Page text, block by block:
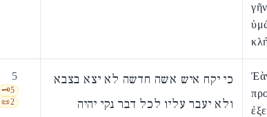
5
🗝️5
📜2
כי יקח איש אשה חדשה לא יצא בצבא
ולא יעבר עליו לכל דבר נקי יהיה